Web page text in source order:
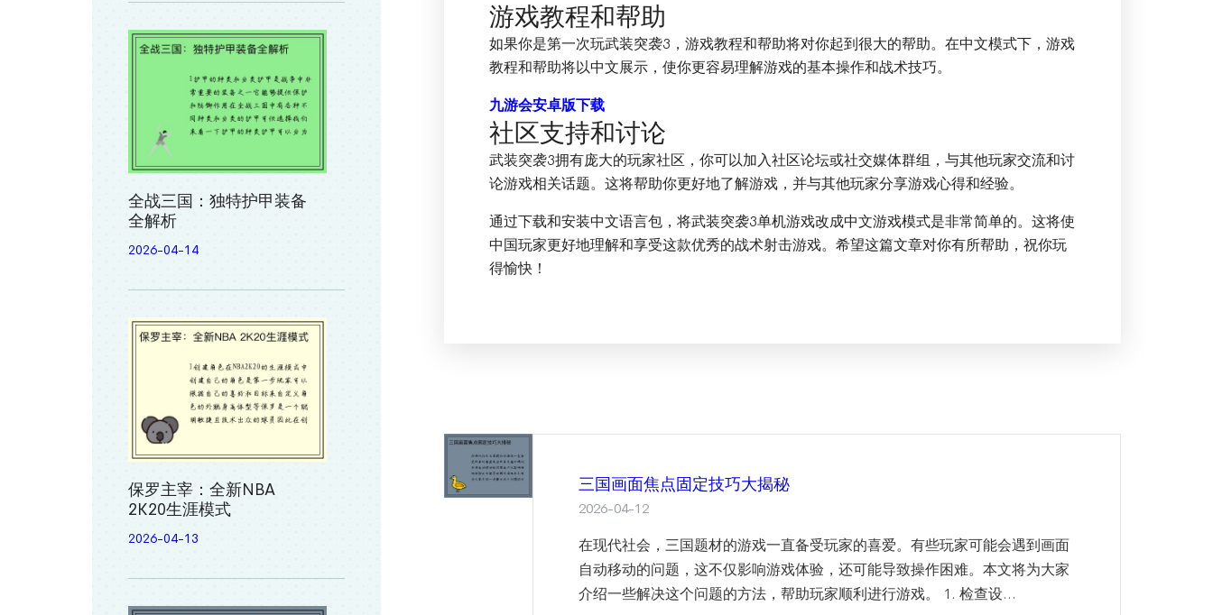
游戏教程和帮助
如果你是第一次玩武装突袭3，游戏教程和帮助将对你起到很大的帮助。在中文模式下，游戏
教程和帮助将以中文展示，使你更容易理解游戏的基本操作和战术技巧。
九游会安卓版下载
社区支持和讨论
武装突袭3拥有庞大的玩家社区，你可以加入社区论坛或社交媒体群组，与其他玩家交流和讨
论游戏相关话题。这将帮助你更好地了解游戏，并与其他玩家分享游戏心得和经验。
通过下载和安装中文语言包，将武装突袭3单机游戏改成中文游戏模式是非常简单的。这将使
中国玩家更好地理解和享受这款优秀的战术射击游戏。希望这篇文章对你有所帮助，祝你玩
得愉快！
三国画面焦点固定技巧大揭秘
2026-04-12
在现代社会，三国题材的游戏一直备受玩家的喜爱。有些玩家可能会遇到画面
自动移动的问题，这不仅影响游戏体验，还可能导致操作困难。本文将为大家
介绍一些解决这个问题的方法，帮助玩家顺利进行游戏。 1. 检查设...
全战三国：独特护甲装备
全解析
2026-04-14
保罗主宰：全新NBA
2K20生涯模式
2026-04-13